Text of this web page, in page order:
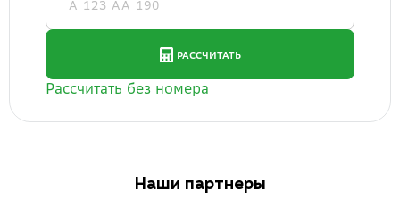
Наши партнеры